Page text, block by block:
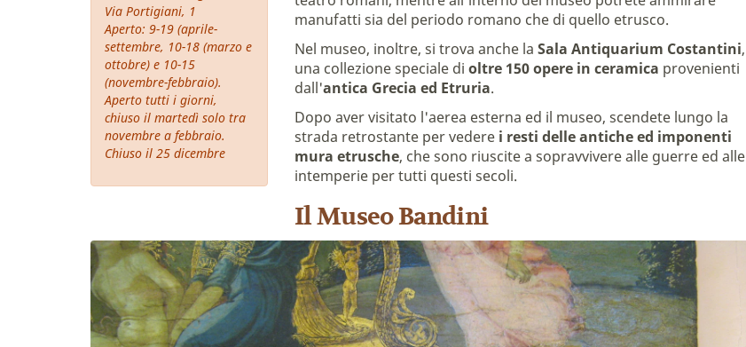
Via Portigiani, 1
Aperto: 9-19 (aprile-
settembre, 10-18 (marzo e
ottobre) e 10-15
(novembre-febbraio).
Aperto tutti i giorni,
chiuso il martedì solo tra
novembre a febbraio.
Chiuso il 25 dicembre
manufatti sia del periodo romano che di quello etrusco.
Nel museo, inoltre, si trova anche la Sala Antiquarium Costantini,
una collezione speciale di oltre 150 opere in ceramica provenienti
dall'antica Grecia ed Etruria.
Dopo aver visitato l'aerea esterna ed il museo, scendete lungo la
strada retrostante per vedere i resti delle antiche ed imponenti
mura etrusche, che sono riuscite a sopravvivere alle guerre ed alle
intemperie per tutti questi secoli.
Il Museo Bandini